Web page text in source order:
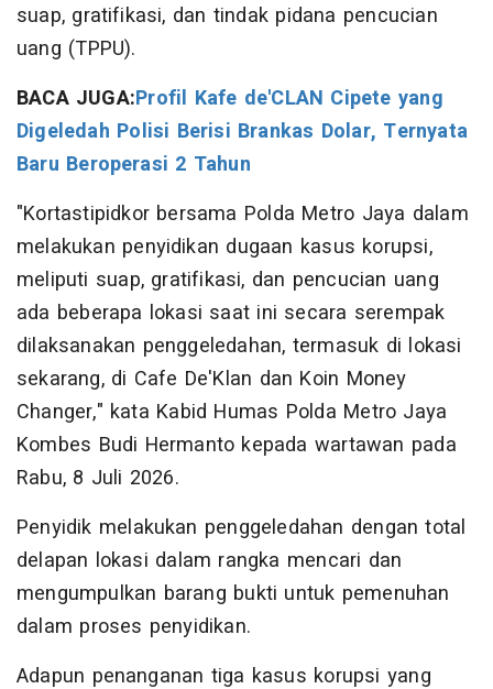
suap, gratifikasi, dan tindak pidana pencucian
uang (TPPU).
BACA JUGA:Profil Kafe de'CLAN Cipete yang
Digeledah Polisi Berisi Brankas Dolar, Ternyata
Baru Beroperasi 2 Tahun
"Kortastipidkor bersama Polda Metro Jaya dalam
melakukan penyidikan dugaan kasus korupsi,
meliputi suap, gratifikasi, dan pencucian uang
ada beberapa lokasi saat ini secara serempak
dilaksanakan penggeledahan, termasuk di lokasi
sekarang, di Cafe De'Klan dan Koin Money
Changer," kata Kabid Humas Polda Metro Jaya
Kombes Budi Hermanto kepada wartawan pada
Rabu, 8 Juli 2026.
Penyidik melakukan penggeledahan dengan total
delapan lokasi dalam rangka mencari dan
mengumpulkan barang bukti untuk pemenuhan
dalam proses penyidikan.
Adapun penanganan tiga kasus korupsi yang